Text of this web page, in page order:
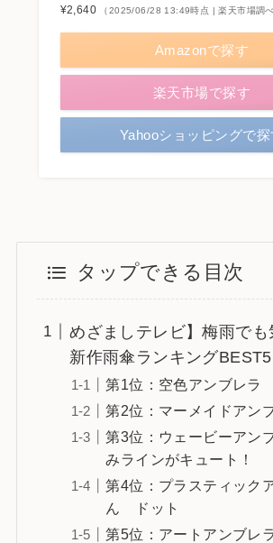
¥2,640
（2025/06/28 13:49時点 | 楽天市場調べ
Amazonで探す
楽天市場で探す
Yahooショッピングで探
タップできる目次
めざましテレビ】梅雨でも
新作雨傘ランキングBEST5
第1位：空色アンブレラ
第2位：マーメイドアン
第3位：ウェービーアン
みラインがキュート！
第4位：プラスティック
ん ドット
第5位：アートアンブレ